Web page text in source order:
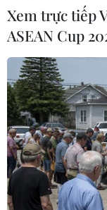
Theo dõi
TIN LIÊN
Xem trực tiếp
ASEAN Cup